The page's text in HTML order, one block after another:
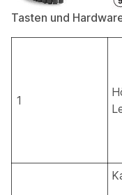
Tasten und
1